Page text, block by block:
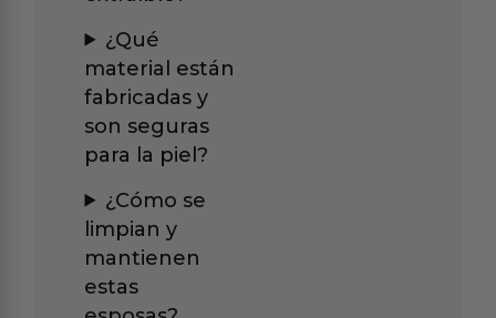
¿Qué
material están
fabricadas y
son seguras
para la piel?
¿Cómo se
limpian y
mantienen
estas